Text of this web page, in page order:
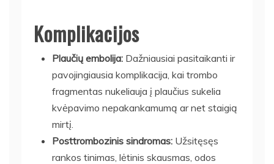
Komplikacijos
Plaučių embolija: Dažniausiai pasitaikanti ir
pavojingiausia komplikacija, kai trombo
fragmentas nukeliauja į plaučius sukelia
kvėpavimo nepakankamumą ar net staigią
mirtį.
Posttrombozinis sindromas: Užsitęsęs
rankos tinimas, lėtinis skausmas, odos